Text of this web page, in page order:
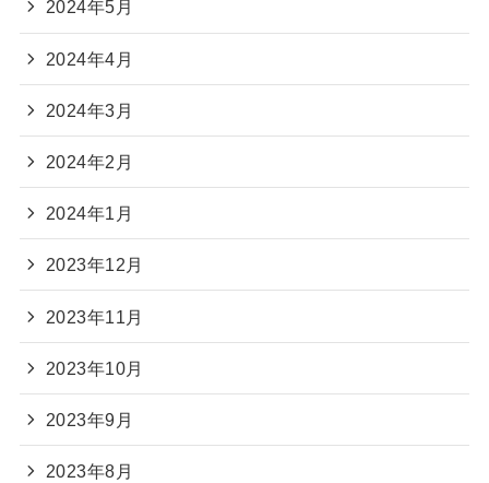
2024年5月
2024年4月
2024年3月
2024年2月
2024年1月
2023年12月
2023年11月
2023年10月
2023年9月
2023年8月